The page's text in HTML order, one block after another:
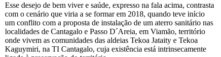
Esse desejo de bem viver e saúde, expresso na fala acima, contrasta
com o cenário que viria a se formar em 2018, quando teve início
um conflito com a proposta de instalação de um aterro sanitário nas
localidades de Cantagalo e Passo D´Areia, em Viamão, território
onde vivem as comunidades das aldeias Tekoa Jataity e Tekoa
Kaguymiri, na TI Cantagalo, cuja existência está intrinsecamente